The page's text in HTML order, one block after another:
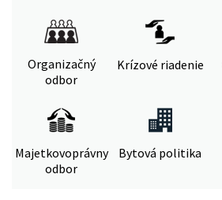
Organizačný
odbor
Krízové riadenie
Majetkovoprávny
odbor
Bytová politika